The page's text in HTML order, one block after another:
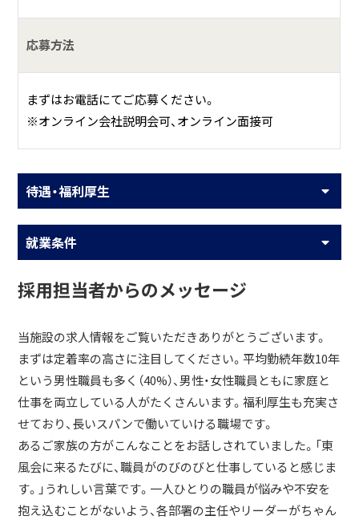
応募方法
まずはお電話にてご応募ください。
※オンライン会社説明会可、オンライン面接可
待遇・福利厚生
就業条件
採用担当者からのメッセージ
当施設の求人情報をご覧いただきありがとうございます。
まずは定着率の高さに注目してください。平均勤続年数10年
という男性職員も多く（40%）、男性・女性職員ともに家庭と
仕事を両立している人がたくさんいます。福利厚生も充実さ
せており、長いスパンで働いていける職場です。
あるご家族の方がこんなことをお話しされていました。「東
風会に来るたびに、職員がのびのびと仕事していると感じま
す。」うれしい言葉です。一人ひとりの職員が悩みや不安を
抱え込むことがないよう、各部署の主任やリーダーがちゃん